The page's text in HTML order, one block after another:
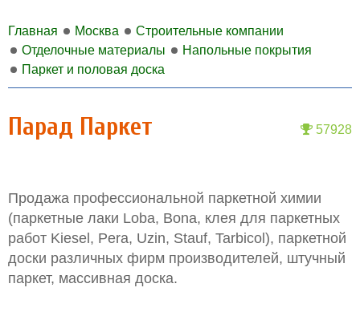
Главная Москва
Строительные компании
Отделочные материалы
Напольные покрытия
Паркет и половая доска
57928
Парад Паркет
Продажа профессиональной паркетной химии
(паркетные лаки Loba, Bona, клея для паркетных
работ Kiesel, Pera, Uzin, Stauf, Tarbicol), паркетной
доски различных фирм производителей, штучный
паркет, массивная доска.